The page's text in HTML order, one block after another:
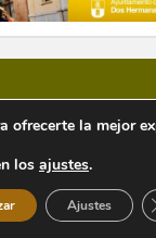
Periódico Digital
ofrecerte la mejor
los ajustes.
Ajustes